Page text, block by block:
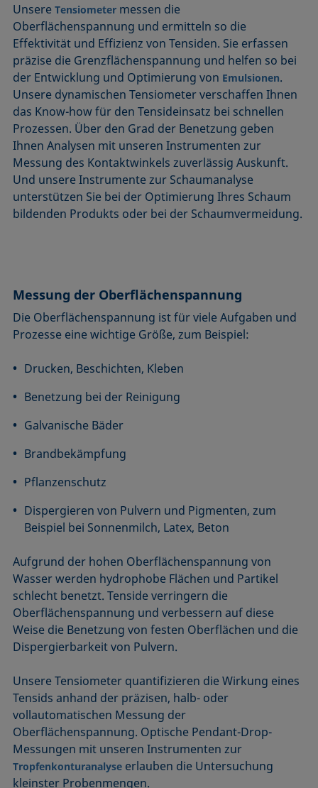
UnsereTensiometer messen die
Oberflächenspannung und ermitteln so die
Effektivität und Effizienz von Tensiden. Sie erfassen
präzise die Grenzflächenspannung und helfen so bei
der Entwicklung und Optimierung von Emulsionen.
Unsere dynamischen Tensiometer verschaffen Ihnen
das Know-how für den Tensideinsatz bei schnellen
Prozessen. Über den Grad der Benetzung geben
Ihnen Analysen mit unseren Instrumenten zur
Messung des Kontaktwinkels zuverlässig Auskunft.
Und unsere Instrumente zur Schaumanalyse
unterstützen Sie bei der Optimierung Ihres Schaum
bildenden Produkts oder bei der Schaumvermeidung.
Messung der Oberflächenspannung
Die Oberflächenspannung ist für viele Aufgaben und
Prozesse eine wichtige Größe, zum Beispiel:
Drucken, Beschichten, Kleben
Benetzung bei der Reinigung
Galvanische Bäder
Brandbekämpfung
Pflanzenschutz
Dispergieren von Pulvern und Pigmenten, zum
Beispiel bei Sonnenmilch, Latex, Beton
Aufgrund der hohen Oberflächenspannung von
Wasser werden hydrophobe Flächen und Partikel
schlecht benetzt. Tenside verringern die
Oberflächenspannung und verbessern auf diese
Weise die Benetzung von festen Oberflächen und die
Dispergierbarkeit von Pulvern.
Unsere Tensiometer quantifizieren die Wirkung eines
Tensids anhand der präzisen, halb- oder
vollautomatischen Messung der
Oberflächenspannung. Optische Pendant-Drop-
Messungen mit unseren Instrumenten zur
Tropfenkonturanalyse erlauben die Untersuchung
kleinster Probenmengen.